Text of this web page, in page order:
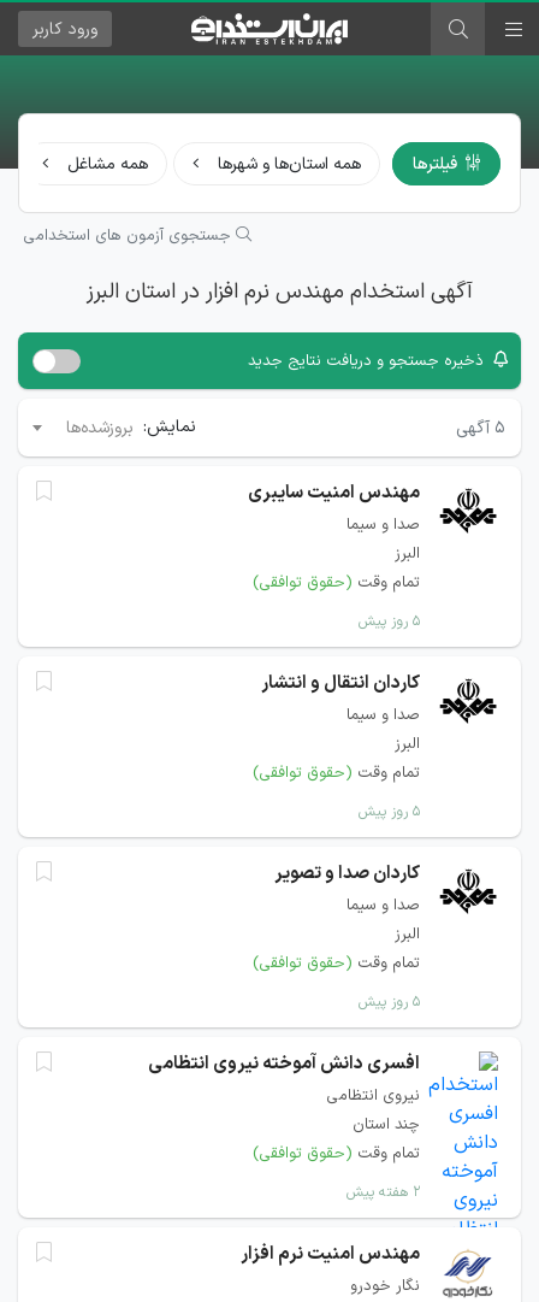
ورود کاربر
فیلترها همه استان‌ها و شهرها همه مشاغل
جستجوی آزمون های استخدامی
آگهی استخدام مهندس نرم افزار در استان البرز
ذخیره جستجو و دریافت نتایج جدید
۵ آگهی نمایش: بروزشده‌ها
مهندس امنیت سایبری
صدا و سیما
البرز
تمام وقت (حقوق توافقی)
۵ روز پیش
کاردان انتقال و انتشار
صدا و سیما
البرز
تمام وقت (حقوق توافقی)
۵ روز پیش
کاردان صدا و تصویر
صدا و سیما
البرز
تمام وقت (حقوق توافقی)
۵ روز پیش
افسری دانش آموخته نیروی انتظامی
نیروی انتظامی
چند استان
تمام وقت (حقوق توافقی)
۲ هفته پیش
مهندس امنیت نرم افزار
نگار خودرو